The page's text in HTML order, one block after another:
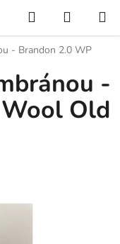
Hledat
KOŠÍK
- Brandon 2.0 WP
-
Old